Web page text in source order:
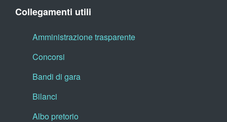
Collegamenti utili
Amministrazione trasparente
Concorsi
Bandi di gara
Bilanci
Albo pretorio